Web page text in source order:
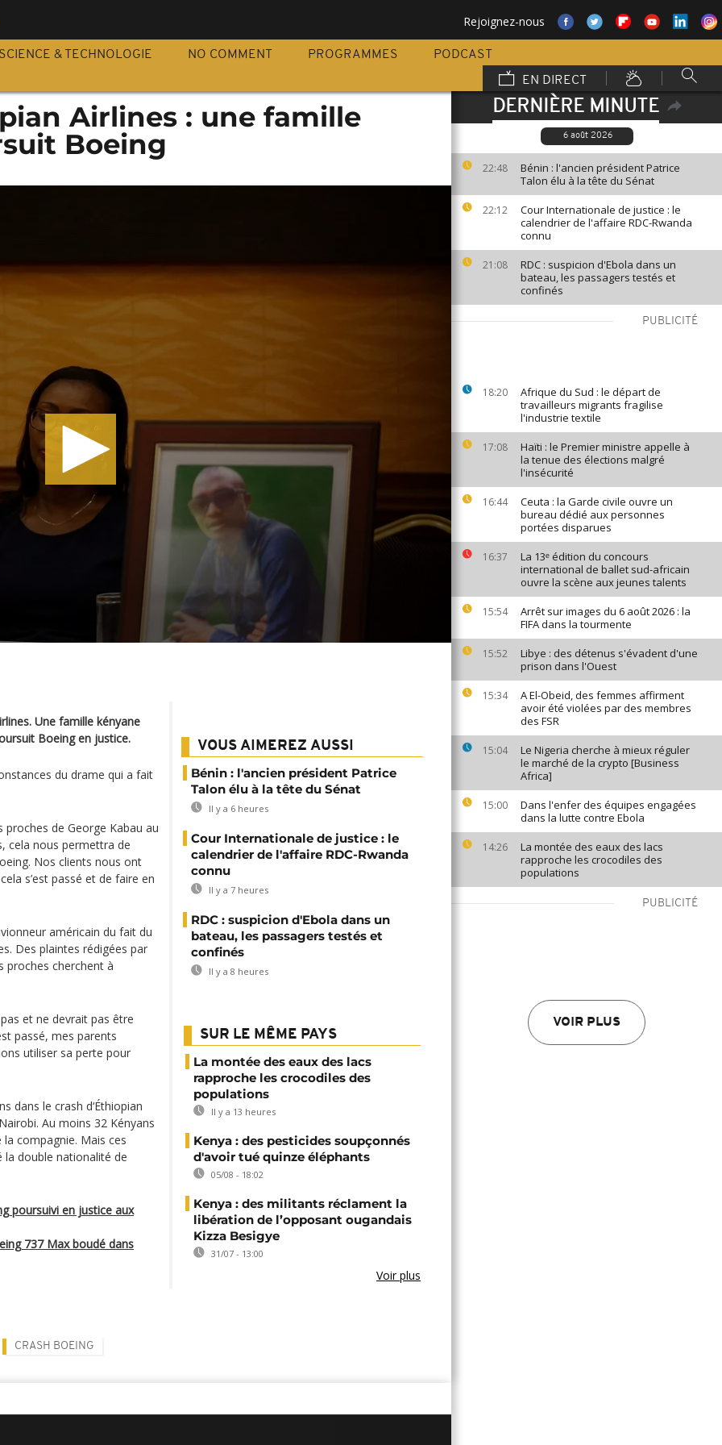
Rejoignez-nous
SCIENCE & TECHNOLOGIE NO COMMENT PROGRAMMES
PODCAST
EN DIRECT
DERNIÈRE MINUTE
6 août 2026
22:48
Bénin : l'ancien président Patrice
Talon élu à la tête du Sénat
22:12
Cour Internationale de justice : le
calendrier de l'affaire RDC-Rwanda
connu
21:08
RDC : suspicion d'Ebola dans un
bateau, les passagers testés et
confinés
PUBLICITÉ
18:20
Afrique du Sud : le départ de
travailleurs migrants fragilise
l'industrie textile
17:08
Haïti : le Premier ministre appelle à
la tenue des élections malgré
l'insécurité
16:44
Ceuta : la Garde civile ouvre un
bureau dédié aux personnes
portées disparues
16:37
La 13ᵉ édition du concours
international de ballet sud-africain
ouvre la scène aux jeunes talents
15:54
Arrêt sur images du 6 août 2026 : la
FIFA dans la tourmente
15:52
Libye : des détenus s'évadent d'une
prison dans l'Ouest
15:34
A El-Obeid, des femmes affirment
avoir été violées par des membres
des FSR
15:04
Le Nigeria cherche à mieux réguler
le marché de la crypto [Business
Africa]
15:00
Dans l'enfer des équipes engagées
dans la lutte contre Ebola
14:26
La montée des eaux des lacs
rapproche les crocodiles des
populations
PUBLICITÉ
VOIR PLUS
Airlines : une famille
Boeing
Une famille kényane
Boeing en justice.
du drame qui a fait
de George Kabau au
cela nous permettra de
Nos clients nous ont
s’est passé et de faire en
américain du fait du
Des plaintes rédigées par
proches cherchent à
et ne devrait pas être
passé, mes parents
utiliser sa perte pour
dans le crash d‘Éthiopian
Au moins 32 Kényans
compagnie. Mais ces
double nationalité de
poursuivi en justice aux
737 Max boudé dans
VOUS AIMEREZ AUSSI
Bénin : l'ancien président Patrice
Talon élu à la tête du Sénat
Il y a 6 heures
Cour Internationale de justice : le
calendrier de l'affaire RDC-Rwanda
connu
Il y a 7 heures
RDC : suspicion d'Ebola dans un
bateau, les passagers testés et
confinés
Il y a 8 heures
SUR LE MÊME PAYS
La montée des eaux des lacs
rapproche les crocodiles des
populations
Il y a 13 heures
Kenya : des pesticides soupçonnés
d'avoir tué quinze éléphants
05/08 - 18:02
Kenya : des militants réclament la
libération de l’opposant ougandais
Kizza Besigye
31/07 - 13:00
Voir plus
CRASH BOEING